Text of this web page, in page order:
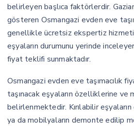
belirleyen başlıca faktörlerdir.
gösteren Osmangazi evden eve
genellikle ücretsiz ekspertiz hizmeti
eşyaların durumunu yerinde
fiyat teklifi sunmaktadır.
Osmangazi evden eve taşımacılık
taşınacak eşyaların özelliklerine ve
belirlenmektedir. Kırılabilir
ya da mobilyaların demonte edilip